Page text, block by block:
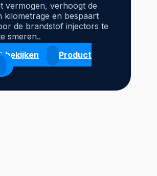
vermogen, verhoogt de
kilometrage en bespaart
de brandstof injectors te
smeren..
bekijken
Product